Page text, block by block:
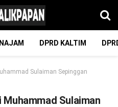
DPRD KALTIM
Sulaiman Sepinggan
Sulaiman